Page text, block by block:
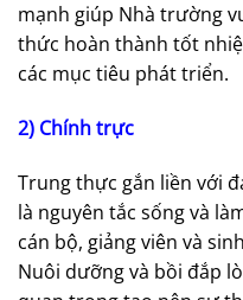
mạnh giúp Nhà trường
thức hoàn thành tốt
các mục tiêu phát triển.
2) Chính trực
Trung thực gắn liền với
là nguyên tắc sống và
cán bộ, giảng viên và
Nuôi dưỡng và bồi đắp